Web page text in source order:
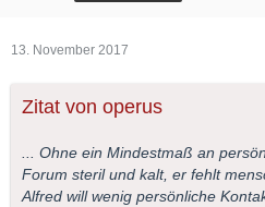
13. November 2017
Zitat von operus
... Ohne ein Mindestmaß an
Forum steril und kalt, er fehlt
Alfred will wenig persönliche